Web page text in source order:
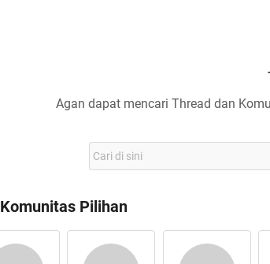
Agan dapat mencari Thread dan
Komunitas Pilihan